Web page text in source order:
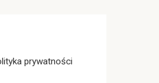
prywatności